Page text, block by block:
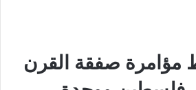
صفقة القرن